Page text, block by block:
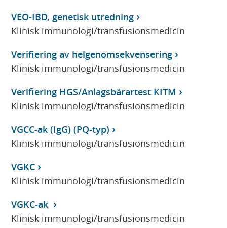
VEO-IBD, genetisk utredning
Klinisk immunologi/transfusionsmedicin
Verifiering av helgenomsekvensering
Klinisk immunologi/transfusionsmedicin
Verifiering HGS/Anlagsbärartest KITM
Klinisk immunologi/transfusionsmedicin
VGCC-ak (IgG) (PQ-typ)
Klinisk immunologi/transfusionsmedicin
VGKC
Klinisk immunologi/transfusionsmedicin
VGKC-ak
Klinisk immunologi/transfusionsmedicin